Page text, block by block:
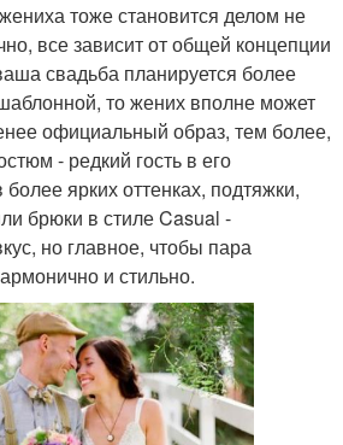
тоже становится делом не
все зависит от общей концепции
свадьба планируется более
то жених вполне может
официальный образ, тем более,
- редкий гость в его
ярких оттенках, подтяжки,
брюки в стиле Casual -
но главное, чтобы пара
и стильно.